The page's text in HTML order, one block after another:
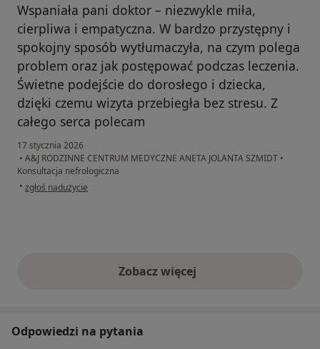
Wspaniała pani doktor – niezwykle miła,
cierpliwa i empatyczna. W bardzo przystępny i
spokojny sposób wytłumaczyła, na czym polega
problem oraz jak postępować podczas leczenia.
Świetne podejście do dorosłego i dziecka,
dzięki czemu wizyta przebiegła bez stresu. Z
całego serca polecam
17 stycznia 2026
• A&J RODZINNE CENTRUM MEDYCZNE ANETA JOLANTA SZMIDT •
Konsultacja nefrologiczna
• w opinii użytkownika ANNA
zgłoś nadużycie
Zobacz więcejopinie powyżej
Odpowiedzi na pytania